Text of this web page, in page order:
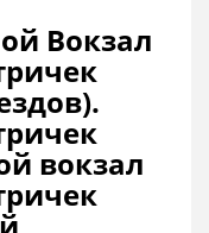
Вокзал
вокзал